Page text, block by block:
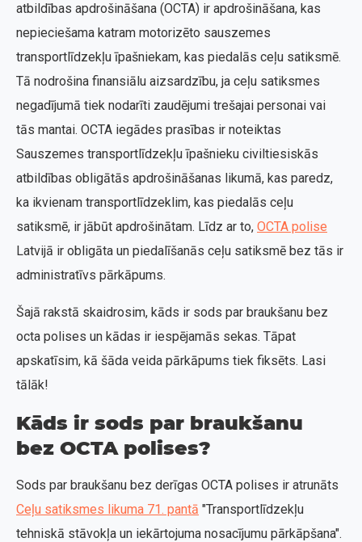
atbildības apdrošināšana (OCTA) ir apdrošināšana, kas
nepieciešama katram motorizēto sauszemes
transportlīdzekļu īpašniekam, kas piedalās ceļu satiksmē.
Tā nodrošina finansiālu aizsardzību, ja ceļu satiksmes
negadījumā tiek nodarīti zaudējumi trešajai personai vai
tās mantai. OCTA iegādes prasības ir noteiktas
Sauszemes transportlīdzekļu īpašnieku civiltiesiskās
atbildības obligātās apdrošināšanas likumā, kas paredz,
ka ikvienam transportlīdzeklim, kas piedalās ceļu
satiksmē, ir jābūt apdrošinātam. Līdz ar to, OCTA polise
Latvijā ir obligāta un piedalīšanās ceļu satiksmē bez tās ir
administratīvs pārkāpums.
Šajā rakstā skaidrosim, kāds ir sods par braukšanu bez
octa polises un kādas ir iespējamās sekas. Tāpat
apskatīsim, kā šāda veida pārkāpums tiek fiksēts. Lasi
tālāk!
Kāds ir sods par braukšanu
bez OCTA polises?
Sods par braukšanu bez derīgas OCTA polises ir atrunāts
Ceļu satiksmes likuma 71. pantā "Transportlīdzekļu
tehniskā stāvokļa un iekārtojuma nosacījumu pārkāpšana".